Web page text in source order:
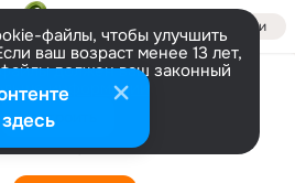
Войти
файлы, чтобы улучшить
ваш возраст менее 13 лет,
должен ваш законный
информации
Настроить
Лживая
ЕБАНЬКО